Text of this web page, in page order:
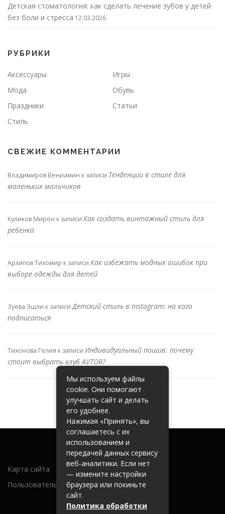
Детская стоматология: как сделать лечение зубов у детей
без боли и стресса 12.03.2026
РУБРИКИ
Аксессуары
Игры
Мода
Обувь
Праздники
Статьи
Стиль
СВЕЖИЕ КОММЕНТАРИИ
Владимиров Вениамин к записи Тенденции в стиле для
маленьких мальчиков
Куликов Мирон к записи Как создать винтажный стиль для
ребенка
Архипов Тихомир к записи Как избежать модных ошибок при
выборе одежды для детей
Зуева Эшли к записиДетский стиль в Instagram: на кого
подписаться
Тихонова Гелия к записи Индивидуальный пошив: почему
стоит выбрать клуб AVTOR?
Карта сайта
Пользовательское соглашение
Мы используем файлы
cookie. Они помогают
улучшать сайт и делать
его удобнее.
Нажимая «Принять», вы
соглашаетесь с их
использованием и
передачей данных сервису
веб-аналитики. Если нет
— измените настройки
браузера или покиньте
сайт.
Политика обработки